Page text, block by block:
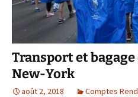
Transport et
New-York
août 2, 2018 Comptes